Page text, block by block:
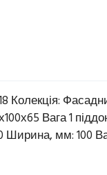
Колекція:
Вага 1
мм: 100